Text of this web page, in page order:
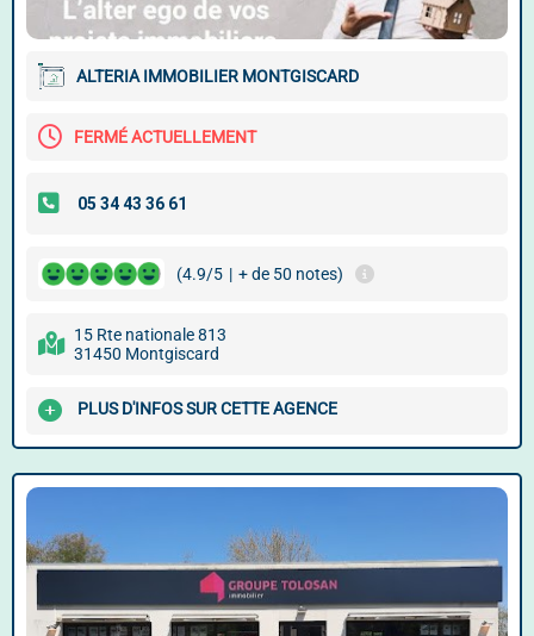
ALTERIA IMMOBILIER MONTGISCARD
FERMÉ ACTUELLEMENT
(4.9/5 | + de 50 notes)
15 Rte nationale 813
31450 Montgiscard
PLUS D'INFOS SUR CETTE AGENCE